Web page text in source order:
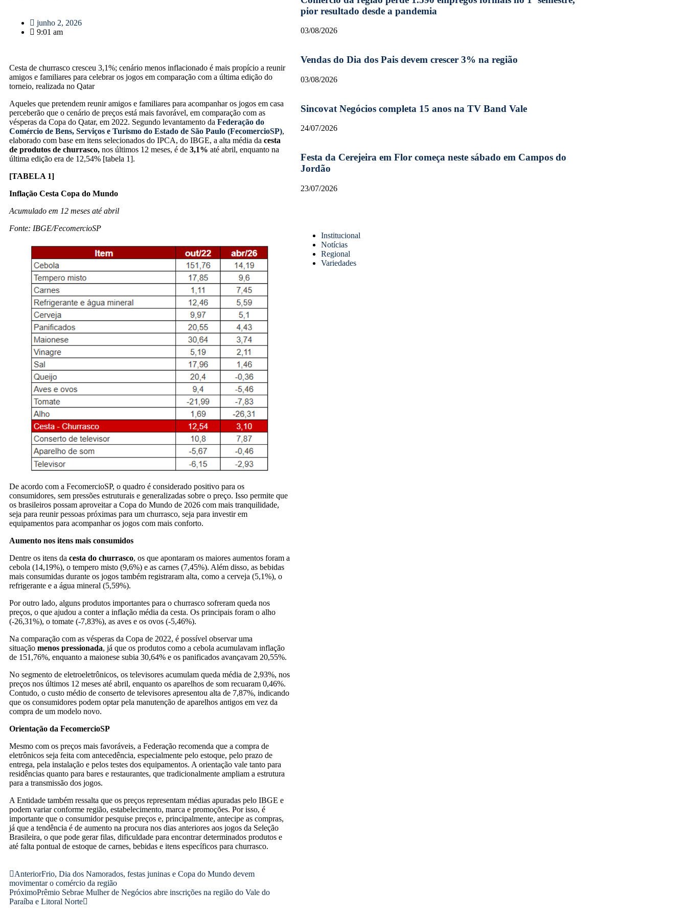
junho 2, 2026
9:01 am
Cesta de churrasco cresceu 3,1%; cenário menos inflacionado é mais propício a reunir
amigos e familiares para celebrar os jogos em comparação com a última edição do
torneio, realizada no Qatar
Aqueles que pretendem reunir amigos e familiares para acompanhar os jogos em casa
perceberão que o cenário de preços está mais favorável, em comparação com as
vésperas da Copa do Qatar, em 2022. Segundo levantamento da Federação do
Comércio de Bens, Serviços e Turismo do Estado de São Paulo (FecomercioSP),
elaborado com base em itens selecionados do IPCA, do IBGE, a alta média da cesta
de produtos de churrasco, nos últimos 12 meses, é de 3,1% até abril, enquanto na
última edição era de 12,54% [tabela 1].
[TABELA 1]
Inflação Cesta Copa do Mundo
Acumulado em 12 meses até abril
Fonte: IBGE/FecomercioSP
De acordo com a FecomercioSP, o quadro é considerado positivo para os
consumidores, sem pressões estruturais e generalizadas sobre o preço. Isso permite que
os brasileiros possam aproveitar a Copa do Mundo de 2026 com mais tranquilidade,
seja para reunir pessoas próximas para um churrasco, seja para investir em
equipamentos para acompanhar os jogos com mais conforto.
Aumento nos itens mais consumidos
Dentre os itens da cesta do churrasco, os que apontaram os maiores aumentos foram a
cebola (14,19%), o tempero misto (9,6%) e as carnes (7,45%). Além disso, as bebidas
mais consumidas durante os jogos também registraram alta, como a cerveja (5,1%), o
refrigerante e a água mineral (5,59%).
Por outro lado, alguns produtos importantes para o churrasco sofreram queda nos
preços, o que ajudou a conter a inflação média da cesta. Os principais foram o alho
(-26,31%), o tomate (-7,83%), as aves e os ovos (-5,46%).
Na comparação com as vésperas da Copa de 2022, é possível observar uma
situação menos pressionada, já que os produtos como a cebola acumulavam inflação
de 151,76%, enquanto a maionese subia 30,64% e os panificados avançavam 20,55%.
No segmento de eletroeletrônicos, os televisores acumulam queda média de 2,93%, nos
preços nos últimos 12 meses até abril, enquanto os aparelhos de som recuaram 0,46%.
Contudo, o custo médio de conserto de televisores apresentou alta de 7,87%, indicando
que os consumidores podem optar pela manutenção de aparelhos antigos em vez da
compra de um modelo novo.
Orientação da FecomercioSP
Mesmo com os preços mais favoráveis, a Federação recomenda que a compra de
eletrônicos seja feita com antecedência, especialmente pelo estoque, pelo prazo de
entrega, pela instalação e pelos testes dos equipamentos. A orientação vale tanto para
residências quanto para bares e restaurantes, que tradicionalmente ampliam a estrutura
para a transmissão dos jogos.
A Entidade também ressalta que os preços representam médias apuradas pelo IBGE e
podem variar conforme região, estabelecimento, marca e promoções. Por isso, é
importante que o consumidor pesquise preços e, principalmente, antecipe as compras,
já que a tendência é de aumento na procura nos dias anteriores aos jogos da Seleção
Brasileira, o que pode gerar filas, dificuldade para encontrar determinados produtos e
até falta pontual de estoque de carnes, bebidas e itens específicos para churrasco.
AnteriorFrio, Dia dos Namorados, festas juninas e Copa do Mundo devem
movimentar o comércio da região
PróximoPrêmio Sebrae Mulher de Negócios abre inscrições na região do Vale do
Paraíba e Litoral Norte
pior resultado desde a pandemia
03/08/2026
Vendas do Dia dos Pais devem crescer 3% na região
03/08/2026
Sincovat Negócios completa 15 anos na TV Band Vale
24/07/2026
Festa da Cerejeira em Flor começa neste sábado em Campos do
Jordão
23/07/2026
Institucional
Notícias
Regional
Variedades